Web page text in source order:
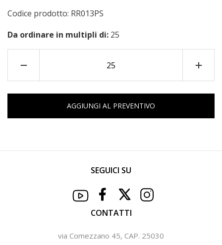
Codice prodotto: RR013PS
Da ordinare in multipli di: 25
AGGIUNGI AL PREVENTIVO
SEGUICI SU
CONTATTI
via Comezzano 45, CAP. 25030